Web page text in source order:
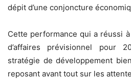
dépit d’une conjoncture
Cette performance qui a réussi
d’affaires prévisionnel pour
stratégie de développement
reposant avant tout sur les